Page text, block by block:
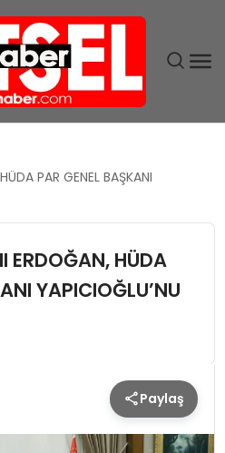
PAR GENEL BAŞKANI
ERDOĞAN, HÜDA
YAPICIOĞLU’NU
Paylaş